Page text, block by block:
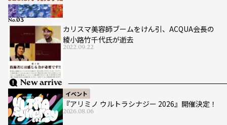
カリスマ美容師ブームをけん引、ACQUA会長の
綾小路竹千代氏が逝去
2022.09.22
No.
New arrive
イベント
『アリミノ ウルトラシナジー 2026』開催決定！
2026.08.06